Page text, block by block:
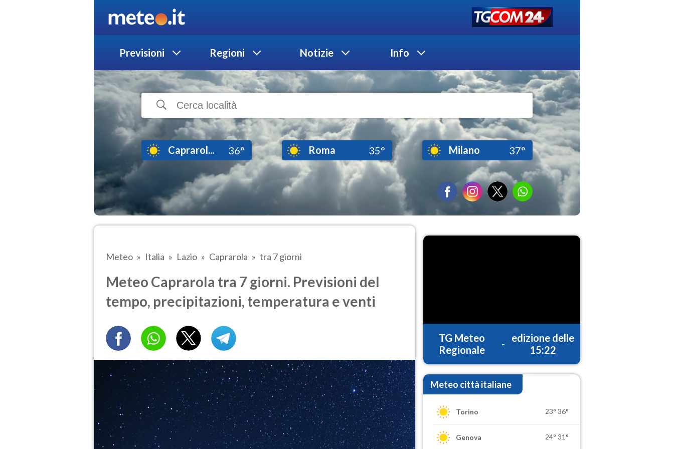
Previsioni Regioni Notizie Info
Caprarol... 36° Roma 35° Milano 37°
Meteo Italia Lazio Caprarola tra 7 giorni
Meteo Caprarola tra 7 giorni. Previsioni del
tempo, precipitazioni, temperatura e venti
TG Meteo
Regionale
-
edizione delle
15:22
Meteo città italiane
Torino 23° 36°
Genova 24° 31°